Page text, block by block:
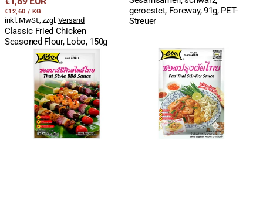
Preis
STÜCKPREIS
€12,60 / PRO
KG
inkl. MwSt., zzgl. Versand
Classic Fried Chicken
Seasoned Flour, Lobo, 150g
geroestet, Foreway, 91g, PET-
Streuer
geröstete
Erdnuesse